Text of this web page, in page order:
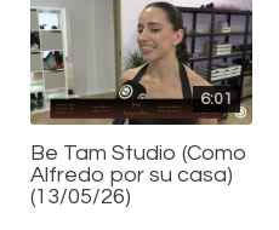
6:01
Be Tam Studio (Como
Alfredo por su casa)
(13/05/26)